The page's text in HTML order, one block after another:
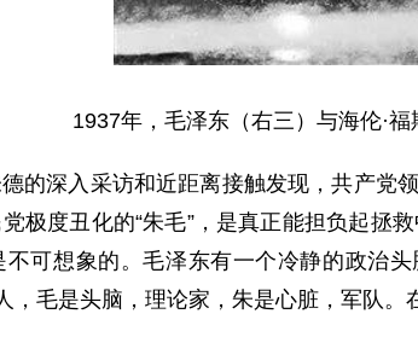
1937年，毛泽东（右三）与海伦·
深入采访和近距离接触发现，共产党领
极度丑化的“朱毛”，是真正能担负起拯
不可想象的。毛泽东有一个冷静的政
，毛是头脑，理论家，朱是心脏，军队